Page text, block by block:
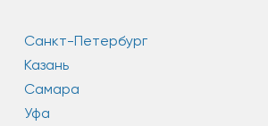
Санкт-Петербург
Казань
Самара
Уфа